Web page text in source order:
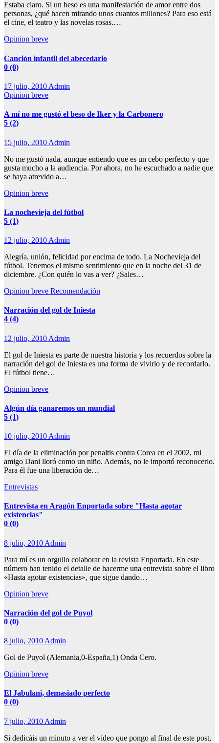
Estaba claro. Si un beso es una manifestación de amor entre dos
personas, ¿qué hacen mirando unos cuantos millones? Para eso está
el cine, el teatro y las novelas rosas.…
Opinion breve
Canción infantil del abecedario
0 (0)
17 julio, 2010 Admin
Opinion breve
A mí no me gustó el beso de Iker y la Carbonero
5 (2)
15 julio, 2010 Admin
No me gustó nada, aunque entiendo que es un cebo perfecto y que
gusta mucho a la audiencia. Por ahora, no he escuchado a nadie que
se haya atrevido a…
Opinion breve
La nochevieja del fútbol
5 (1)
12 julio, 2010 Admin
Alegría, unión, felicidad por encima de todo. La Nochevieja del
fútbol. Tenemos el mismo sentimiento que en la noche del 31 de
diciembre. ¿Con quién lo vas a ver? ¿Sales…
Opinion breve Recomendación
Narración del gol de Iniesta
4 (4)
12 julio, 2010 Admin
El gol de Iniesta es parte de nuestra historia y los recuerdos sobre la
narración del gol de Iniesta es una forma de vivirlo y de recordarlo.
El fútbol tiene…
Opinion breve
Algún día ganaremos un mundial
5 (1)
10 julio, 2010 Admin
El día de la eliminación por penaltis contra Corea en el 2002, mi
amigo Dani lloró como un niño. Además, no le importó reconocerlo.
Para él fue una liberación de…
Entrevistas
Entrevista en Aragón Enportada sobre "Hasta agotar
existencias"
0 (0)
8 julio, 2010 Admin
Para mí es un orgullo colaborar en la revista Enportada. En este
número han tenido el detalle de hacerme una entrevista sobre el libro
«Hasta agotar existencias», que sigue dando…
Opinion breve
Narración del gol de Puyol
0 (0)
8 julio, 2010 Admin
Gol de Puyol (Alemania,0-España,1) Onda Cero.
Opinion breve
El Jabulani, demasiado perfecto
0 (0)
7 julio, 2010 Admin
Si dedicáis un minuto a ver el vídeo que pongo al final de este post,